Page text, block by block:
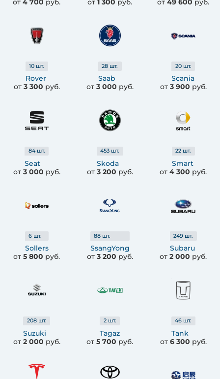
от4 700 руб.
от1 300 руб.
от49 600 руб.
10 шт.
Rover
от 3 300 руб.
28 шт.
Saab
от 3 000 руб.
20шт.
Scania
от 3 900 руб.
84шт.
Seat
от 3 000 руб.
453 шт.
Skoda
от 3 200 руб.
22 шт.
Smart
от4 300 руб.
6 шт.
Sollers
от5 800 руб.
88 шт.
SsangYong
от 3 200 руб.
249 шт.
Subaru
от2 000 руб.
208шт.
Suzuki
от 2 000 руб.
2шт.
Tagaz
от5 700 руб.
46 шт.
Tank
от 6 300 руб.